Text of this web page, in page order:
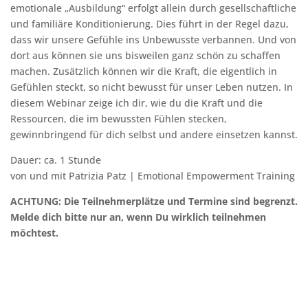
emotionale „Ausbildung“ erfolgt allein durch gesellschaftliche
und familiäre Konditionierung. Dies führt in der Regel dazu,
dass wir unsere Gefühle ins Unbewusste verbannen. Und von
dort aus können sie uns bisweilen ganz schön zu schaffen
machen. Zusätzlich können wir die Kraft, die eigentlich in
Gefühlen steckt, so nicht bewusst für unser Leben nutzen. In
diesem Webinar zeige ich dir, wie du die Kraft und die
Ressourcen, die im bewussten Fühlen stecken,
gewinnbringend für dich selbst und andere einsetzen kannst.
Dauer: ca. 1 Stunde
von und mit Patrizia Patz | Emotional Empowerment Training
ACHTUNG: Die Teilnehmerplätze und Termine sind begrenzt.
Melde dich bitte nur an, wenn Du wirklich teilnehmen
möchtest.